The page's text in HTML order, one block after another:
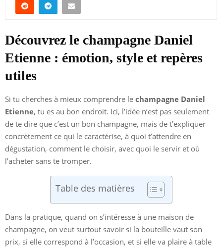
Découvrez le champagne Daniel
Etienne : émotion, style et repères
utiles
Si tu cherches à mieux comprendre le champagne Daniel
Etienne, tu es au bon endroit. Ici, l’idée n’est pas seulement
de te dire que c’est un bon champagne, mais de t’expliquer
concrètement ce qui le caractérise, à quoi t’attendre en
dégustation, comment le choisir, avec quoi le servir et où
l’acheter sans te tromper.
Table des matières
Dans la pratique, quand on s’intéresse à une maison de
champagne, on veut surtout savoir si la bouteille vaut son
prix, si elle correspond à l’occasion, et si elle va plaire à table